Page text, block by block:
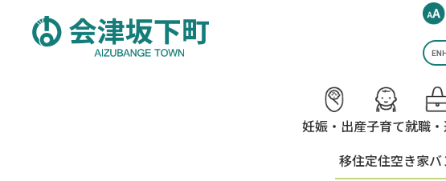
カ
ス
タ
ム
索
妊娠・出産子育て就職
移住定住空き家バ